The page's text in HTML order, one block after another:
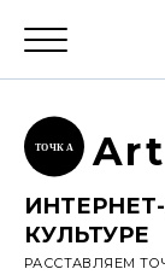
ТОЧК А Art
КУЛЬТУРЕ
РАССТАВЛЯЕМ